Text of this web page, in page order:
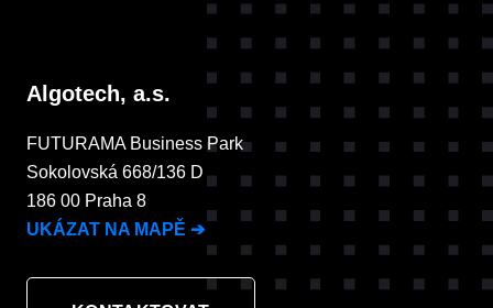
Algotech, a.s.
FUTURAMA Business Park
Sokolovská 668/136 D
186 00 Praha 8
UKÁZAT NA MAPĚ ➔